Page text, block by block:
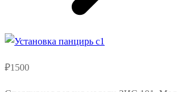
₽1500